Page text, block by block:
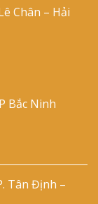
Chân – Hải
Bắc Ninh
Tân Định –